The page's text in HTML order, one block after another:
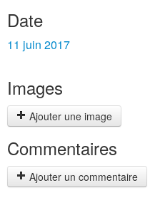
Date
11 juin 2017
Images
Ajouter une image
Commentaires
Ajouter un commentaire